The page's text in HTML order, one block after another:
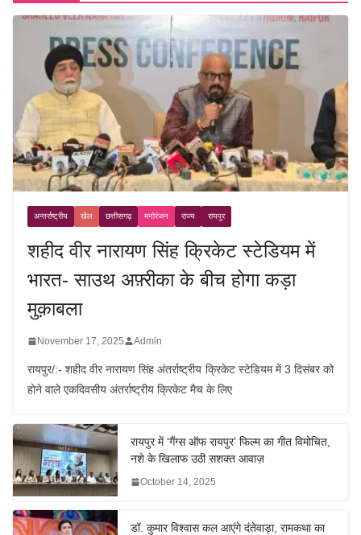
अन्तर्राष्ट्रीय खेल छत्तीसगढ़ मनोरंजन राज्य रायपुर
शहीद वीर नारायण सिंह क्रिकेट स्टेडियम में
भारत- साउथ अफ़्रीका के बीच होगा कड़ा
मुक़ाबला
November 17, 2025 Admin
रायपुर/:- शहीद वीर नारायण सिंह अंतर्राष्ट्रीय क्रिकेट स्टेडियम में 3 दिसंबर को
होने वाले एकदिवसीय अंतर्राष्ट्रीय क्रिकेट मैच के लिए
रायपुर में ‘गैंग्स ऑफ रायपुर’ फिल्म का गीत विमोचित,
नशे के खिलाफ उठी सशक्त आवाज़
October 14, 2025
डॉ. कुमार विश्वास कल आएंगे दंतेवाड़ा, रामकथा का